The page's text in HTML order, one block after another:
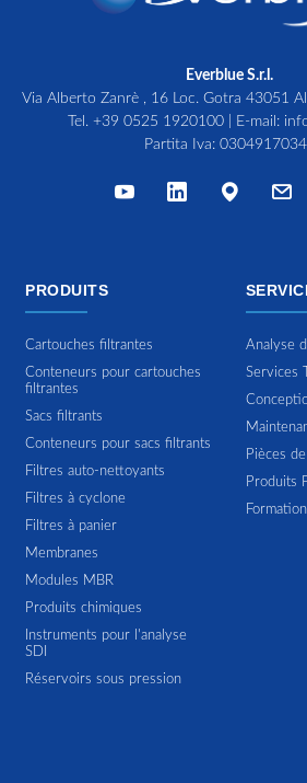
Everblue S.r.l.
Via Alberto Zanrè , 16 Loc. Gotra 43051
Tel. +39 0525 1920100| E-mail:
Partita Iva:
PRODUITS
Cartouches filtrantes
Conteneurs pour cartouches
filtrantes
Sacs filtrants
Conteneurs pour sacs filtrants
Filtres auto-nettoyants
Filtres à cyclone
Filtres à panier
Membranes
Modules MBR
Produits chimiques
Instruments pour l'analyse
SDI
Réservoirs sous pression
Analyse
Services
Pièces
Produits